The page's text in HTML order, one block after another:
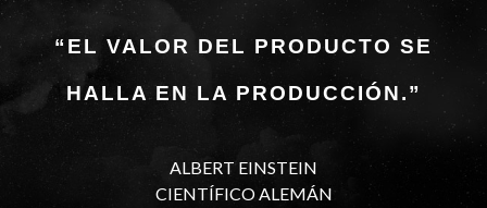
“EL VALOR DEL PRODUCTO SE
HALLA EN LA PRODUCCIÓN.”
ALBERT EINSTEIN
CIENTÍFICO ALEMÁN